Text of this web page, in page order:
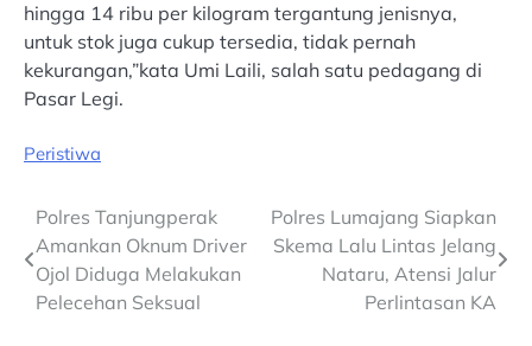
hingga 14 ribu per kilogram tergantung jenisnya,
untuk stok juga cukup tersedia, tidak pernah
kekurangan,”kata Umi Laili, salah satu pedagang di
Pasar Legi.
Peristiwa
Post
navigation
Polres Tanjungperak
Amankan Oknum Driver
Ojol Diduga Melakukan
Pelecehan Seksual
Polres Lumajang Siapkan
Skema Lalu Lintas Jelang
Nataru, Atensi Jalur
Perlintasan KA